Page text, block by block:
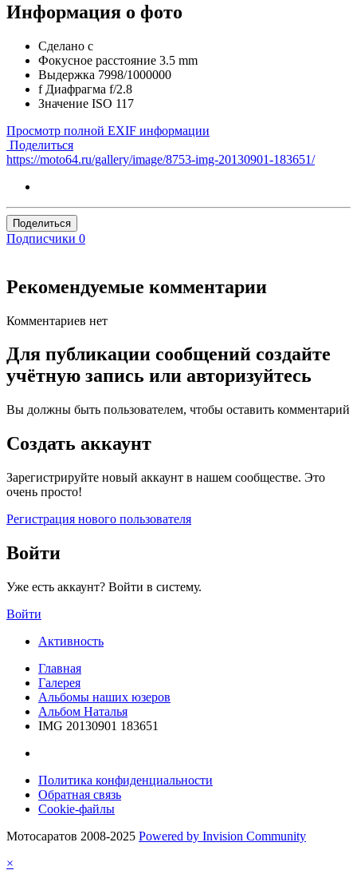
Информация о фото
Сделано с
Фокусное расстояние 3.5 mm
Выдержка 7998/1000000
f Диафрагма f/2.8
Значение ISO 117
Просмотр полной EXIF информации
Поделиться
https://moto64.ru/gallery/image/8753-img-20130901-183651/
Поделиться
Подписчики 0
Рекомендуемые комментарии
Комментариев нет
Для публикации сообщений создайте
учётную запись или авторизуйтесь
Вы должны быть пользователем, чтобы оставить комментарий
Создать аккаунт
Зарегистрируйте новый аккаунт в нашем сообществе. Это
очень просто!
Регистрация нового пользователя
Войти
Уже есть аккаунт? Войти в систему.
Войти
Активность
Главная
Галерея
Альбомы наших юзеров
Альбом Наталья
IMG 20130901 183651
Политика конфиденциальности
Обратная связь
Cookie-файлы
Мотосаратов 2008-2025 Powered by Invision Community
×